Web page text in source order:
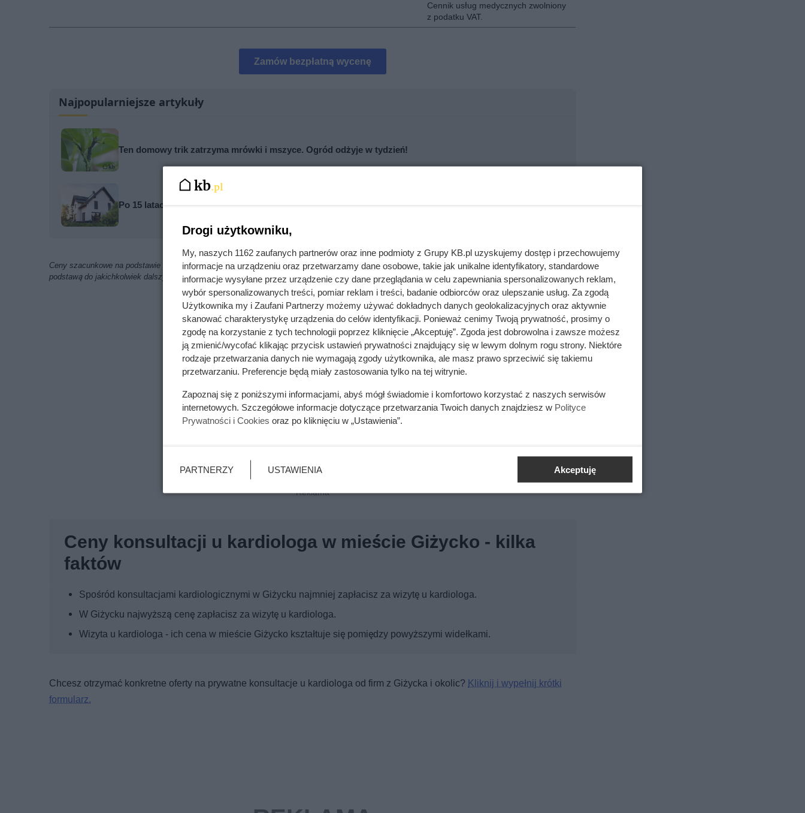
Cennik usług medycznych zwolniony
z podatku VAT.
Zamów bezpłatną wycenę
Najpopularniejsze artykuły
Ten domowy trik zatrzyma mrówki i mszyce. Ogród odżyje w tydzień!
Po 15 latach zdjęli fragment elewacji. To, co zastali pod styropianem, zaskoczyło nawet wykonawcę
Ceny szacunkowe na podstawie ofert znalezionych w internecie. Nie stanowią oferty handlowej w rozumieniu kodeksu cywilnego i nie powinny być
podstawą do jakichkolwiek dalszych analiz i obliczeń
Ceny konsultacji u kardiologa w mieście Giżycko - kilka
faktów
Spośród konsultacjami kardiologicznymi w Giżycku najmniej zapłacisz za wizytę u kardiologa.
W Giżycku najwyższą cenę zapłacisz za wizytę u kardiologa.
Wizyta u kardiologa - ich cena w mieście Giżycko kształtuje się pomiędzy powyższymi widełkami.
Chcesz otrzymać konkretne oferty na prywatne konsultacje u kardiologa od firm z Giżycka i okolic? Kliknij i wypełnij krótki
formularz.
Drogi użytkowniku,
My, naszych 1162 zaufanych partnerów oraz inne podmioty z Grupy KB.pl uzyskujemy dostęp i przechowujemy
informacje na urządzeniu oraz przetwarzamy dane osobowe, takie jak unikalne identyfikatory, standardowe
informacje wysyłane przez urządzenie czy dane przeglądania w celu zapewniania spersonalizowanych reklam,
wybór spersonalizowanych treści, pomiar reklam i treści, badanie odbiorców oraz ulepszanie usług. Za zgodą
Użytkownika my i Zaufani Partnerzy możemy używać dokładnych danych geolokalizacyjnych oraz aktywnie
skanować charakterystykę urządzenia do celów identyfikacji. Ponieważ cenimy Twoją prywatność, prosimy o
zgodę na korzystanie z tych technologii poprzez kliknięcie „Akceptuję”. Zgoda jest dobrowolna i zawsze możesz
ją zmienić/wycofać klikając przycisk ustawień prywatności znajdujący się w lewym dolnym rogu strony. Niektóre
rodzaje przetwarzania danych nie wymagają zgody użytkownika, ale masz prawo sprzeciwić się takiemu
przetwarzaniu. Preferencje będą miały zastosowania tylko na tej witrynie.
Zapoznaj się z poniższymi informacjami, abyś mógł świadomie i komfortowo korzystać z naszych serwisów
internetowych. Szczegółowe informacje dotyczące przetwarzania Twoich danych znajdziesz w Polityce
Prywatności i Cookies oraz po kliknięciu w „Ustawienia”.
PARTNERZY USTAWIENIA Akceptuję